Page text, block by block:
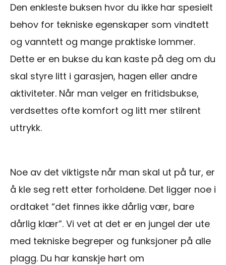
Den enkleste buksen hvor du ikke har spesielt
behov for tekniske egenskaper som vindtett
og vanntett og mange praktiske lommer.
Dette er en bukse du kan kaste på deg om du
skal styre litt i garasjen, hagen eller andre
aktiviteter. Når man velger en fritidsbukse,
verdsettes ofte komfort og litt mer stilrent
uttrykk.
Noe av det viktigste når man skal ut på tur, er
å kle seg rett etter forholdene. Det ligger noe i
ordtaket “det finnes ikke dårlig vær, bare
dårlig klær”. Vi vet at det er en jungel der ute
med tekniske begreper og funksjoner på alle
plagg. Du har kanskje hørt om